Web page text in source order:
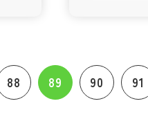
88 89 90 91